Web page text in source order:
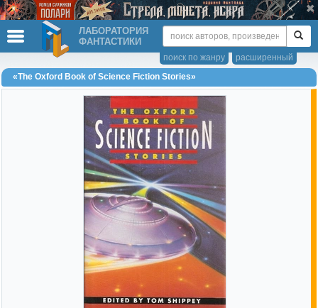
ЛАБОРАТОРИЯ
ФАНТАСТИКИ
расширенный
поиск по жанру
«The Oxford Book of Science Fiction Stories»